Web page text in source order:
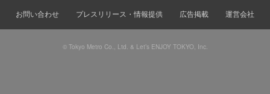
お問い合わせ
プレスリリース・情報提供 広告掲載 運営会社
© Tokyo Metro Co., Ltd. & Let’s ENJOY TOKYO, Inc.